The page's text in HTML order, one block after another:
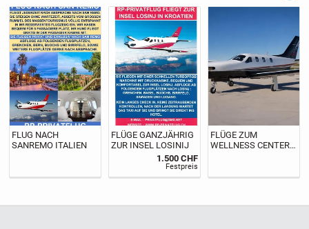
FLUG NACH
SANREMO ITALIEN
FLÜGE GANZJÄHRIG
ZUR INSEL LOSINIJ
1.500 CHF
Festpreis
FLÜGE ZUM
WELLNESS CENTER